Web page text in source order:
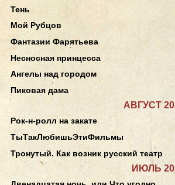
Тень
Мой Рубцов
Фантазии Фарятьева
Несносная принцесса
Ангелы над городом
Пиковая дама
АВГУСТ
Рок-н-ролл на закате
ТыТакЛюбишьЭтиФильмы
Тронутый. Как возник русский театр
ИЮЛЬ